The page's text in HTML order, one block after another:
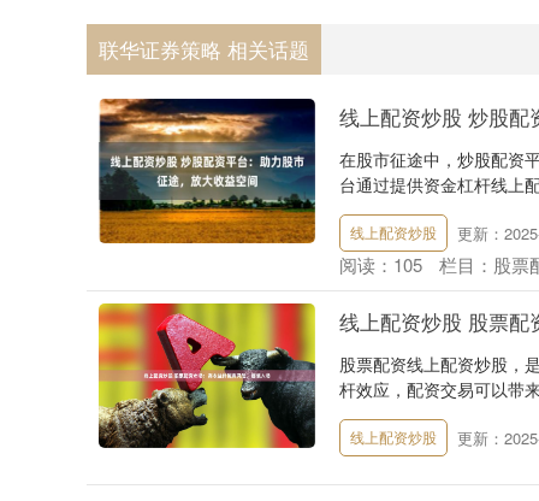
联华证券策略 相关话题
线上配资炒股 炒股配
在股市征途中，炒股配资
台通过提供资金杠杆线上
线上配资炒股 更新：
阅读： 105 栏目： 股票
线上配资炒股 股票配
股票配资线上配资炒股，
杆效应，配资交易可以带
线上配资炒股 更新：